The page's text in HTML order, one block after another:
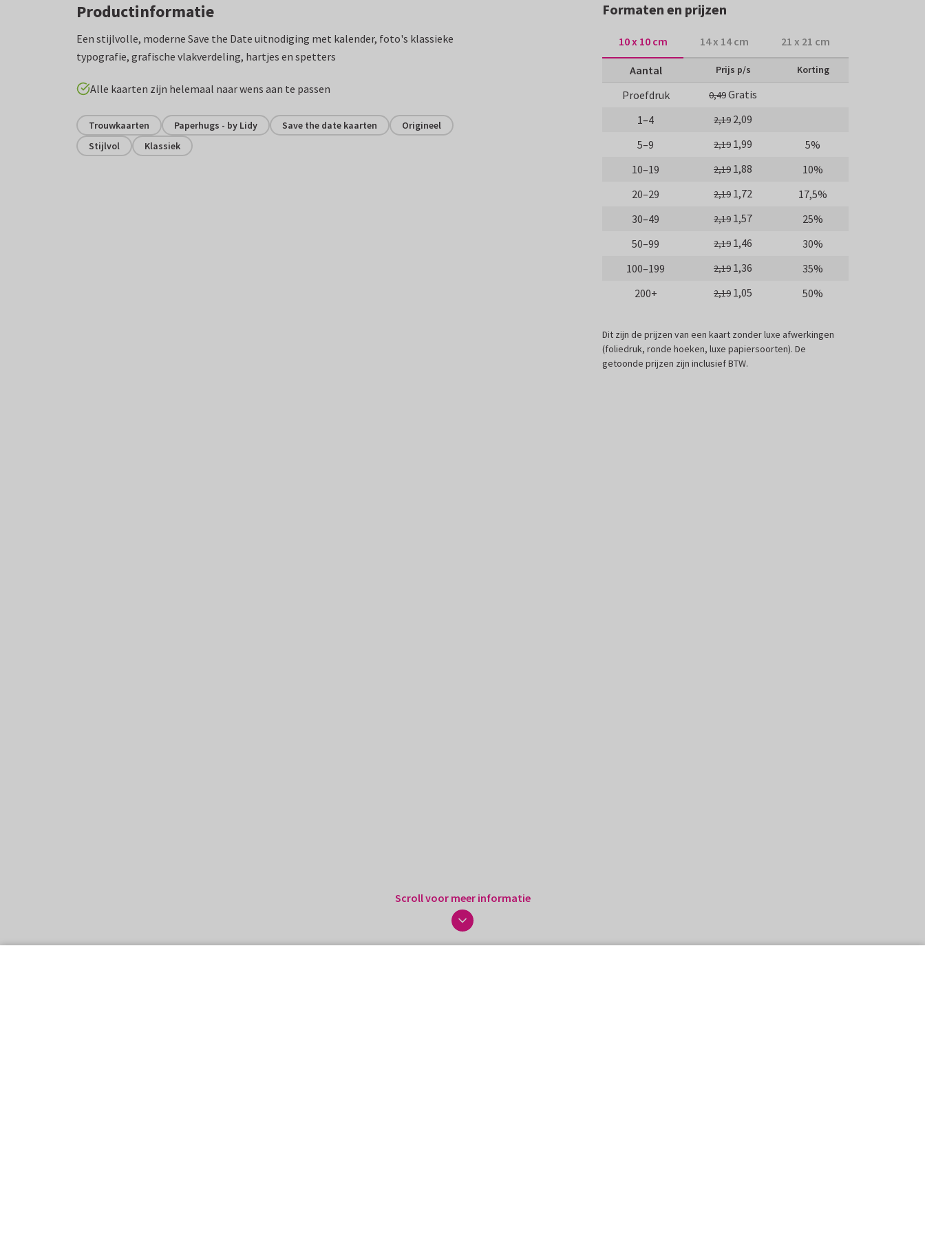
Productinformatie
Een stijlvolle, moderne Save the Date uitnodiging met kalender, foto's klassieke
typografie, grafische vlakverdeling, hartjes en spetters
Alle kaarten zijn helemaal naar wens aan te passen
Trouwkaarten Paperhugs - by Lidy Save the date kaarten
Origineel
Stijlvol
Klassiek
Formaten en prijzen
10 x 10 cm 14 x 14 cm 21 x 21 cm
Aantal Prijs p/s Korting
Proefdruk 0,49Gratis
1–4
2,19 2,09
5–9
2,19 1,99
5%
10–19
2,19 1,88
10%
20–29
2,19 1,72
17,5%
30–49
2,19 1,57
25%
50–99
2,19 1,46
30%
100–199
2,19 1,36
35%
200+
2,19 1,05 50%
Dit zijn de prijzen van een kaart zonder luxe afwerkingen
(foliedruk, ronde hoeken, luxe papiersoorten). De
getoonde prijzen zijn inclusief BTW.
Scroll voor meer informatie